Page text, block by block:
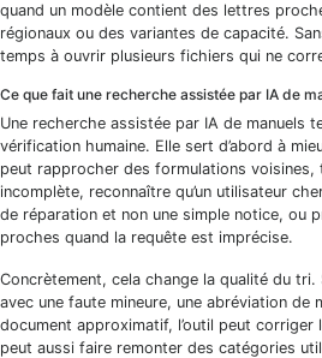
quand un modèle contient des lettres
régionaux ou des variantes de capacité.
temps à ouvrir plusieurs fichiers qui ne
Ce que fait une recherche assistée par IA de
Une recherche assistée par IA de manuels
vérification humaine. Elle sert d’abord à
peut rapprocher des formulations voisines,
incomplète, reconnaître qu’un utilisateur
de réparation et non une simple notice, ou
proches quand la requête est imprécise.
Concrètement, cela change la qualité du tri.
avec une faute mineure, une abréviation de
document approximatif, l’outil peut corriger
peut aussi faire remonter des catégories